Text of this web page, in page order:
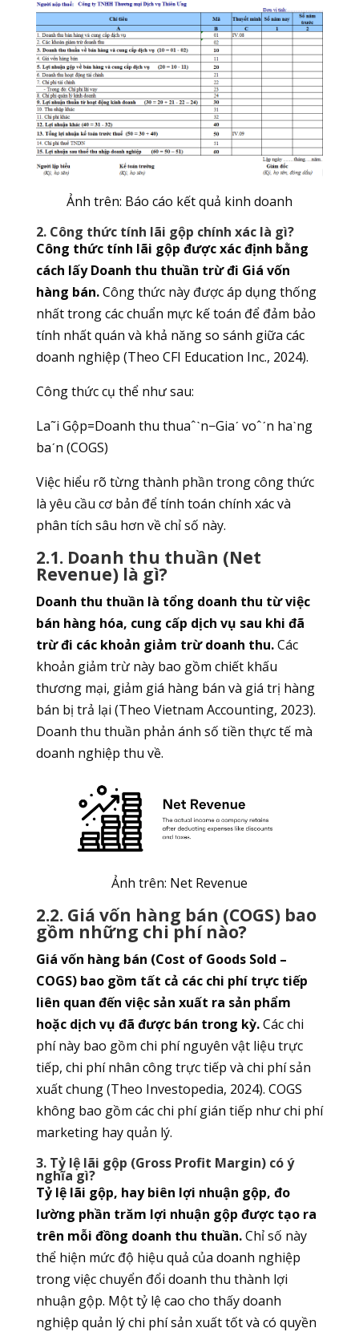
Ảnh trên: Báo cáo kết quả kinh doanh
2. Công thức tính lãi gộp chính xác là gì?
Công thức tính lãi gộp được xác định bằng
cách lấy Doanh thu thuần trừ đi Giá vốn
hàng bán.Công thức này được áp dụng thống
nhất trong các chuẩn mực kế toán để đảm bảo
tính nhất quán và khả năng so sánh giữa các
doanh nghiệp (Theo CFI Education Inc., 2024).
Công thức cụ thể như sau:
La˜i Gộp=Doanh thu thuaˆˋn−Giaˊ voˆˊn haˋng
baˊn (COGS)
Việc hiểu rõ từng thành phần trong công thức
là yêu cầu cơ bản để tính toán chính xác và
phân tích sâu hơn về chỉ số này.
2.1. Doanh thu thuần (Net
Revenue) là gì?
Doanh thu thuần là tổng doanh thu từ việc
bán hàng hóa, cung cấp dịch vụ sau khi đã
trừ đi các khoản giảm trừ doanh thu.Các
khoản giảm trừ này bao gồm chiết khấu
thương mại, giảm giá hàng bán và giá trị hàng
bán bị trả lại (Theo Vietnam Accounting, 2023).
Doanh thu thuần phản ánh số tiền thực tế mà
doanh nghiệp thu về.
Ảnh trên: Net Revenue
2.2. Giá vốn hàng bán (COGS) bao
gồm những chi phí nào?
Giá vốn hàng bán (Cost of Goods Sold –
COGS) bao gồm tất cả các chi phí trực tiếp
liên quan đến việc sản xuất ra sản phẩm
hoặc dịch vụ đã được bán trong kỳ.Các chi
phí này bao gồm chi phí nguyên vật liệu trực
tiếp, chi phí nhân công trực tiếp và chi phí sản
xuất chung (Theo Investopedia, 2024). COGS
không bao gồm các chi phí gián tiếp như chi phí
marketing hay quản lý.
3. Tỷ lệ lãi gộp (Gross Profit Margin) có ý
nghĩa gì?
Tỷ lệ lãi gộp, hay biên lợi nhuận gộp, đo
lường phần trăm lợi nhuận gộp được tạo ra
trên mỗi đồng doanh thu thuần.Chỉ số này
thể hiện mức độ hiệu quả của doanh nghiệp
trong việc chuyển đổi doanh thu thành lợi
nhuận gộp. Một tỷ lệ cao cho thấy doanh
nghiệp quản lý chi phí sản xuất tốt và có quyền